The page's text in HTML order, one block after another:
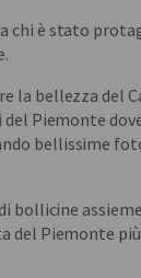
chi è stato
la bellezza del
Piemonte
bellissime
bollicine
del Piemonte